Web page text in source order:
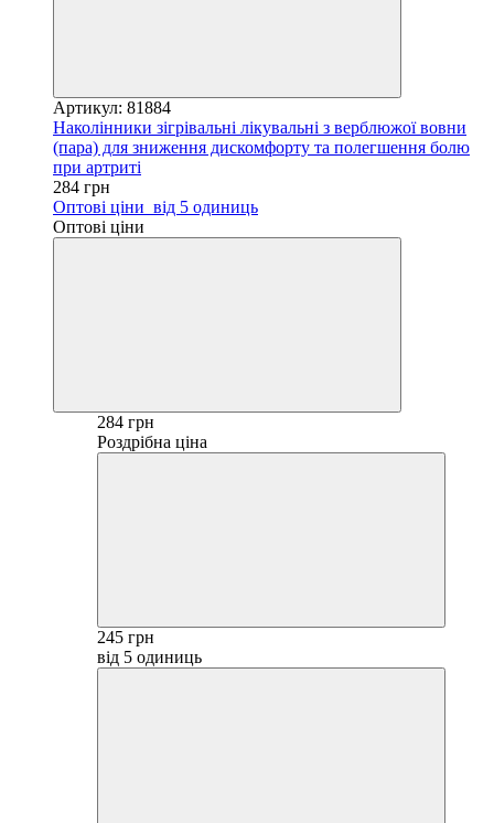
Артикул: 81884
Наколінники зігрівальні лікувальні з верблюжої вовни
(пара) для зниження дискомфорту та полегшення болю
при артриті
284 грн
Оптові ціни від 5 одиниць
Оптові ціни
284 грн
Роздрібна ціна
245 грн
від 5 одиниць